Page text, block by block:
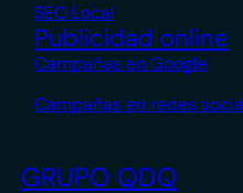
SEO Local
Publicidad online
Campañas en Google
Campañas en redes
GRUPO QDQ